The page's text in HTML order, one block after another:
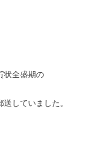
状全盛期の
していました。